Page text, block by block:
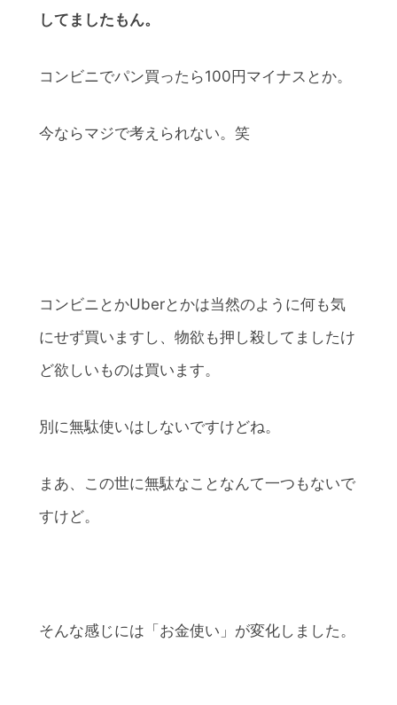
してましたもん。
コンビニでパン買ったら100円マイナスとか。
今ならマジで考えられない。笑
コンビニとかUberとかは当然のように何も気
にせず買いますし、物欲も押し殺してましたけ
ど欲しいものは買います。
別に無駄使いはしないですけどね。
まあ、この世に無駄なことなんて一つもないで
すけど。
そんな感じには「お金使い」が変化しました。